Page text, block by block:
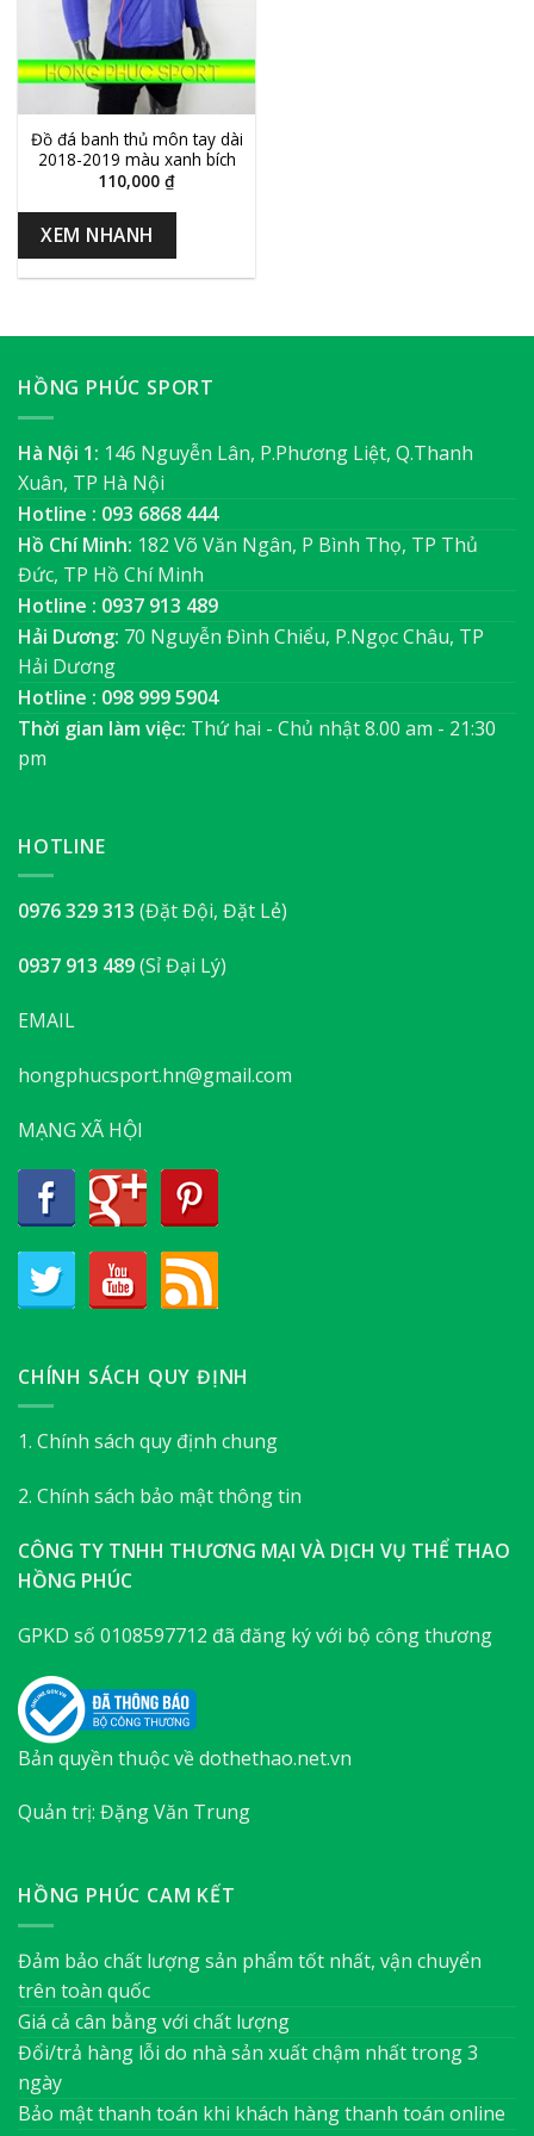
Đồ đá banh thủ môn tay dài
2018-2019 màu xanh bích
110,000 ₫
XEM NHANH
HỒNG PHÚC SPORT
Hà Nội 1: 146 Nguyễn Lân, P.Phương Liệt, Q.Thanh
Xuân, TP Hà Nội
Hotline : 093 6868 444
Hồ Chí Minh: 182 Võ Văn Ngân, P Bình Thọ, TP Thủ
Đức, TP Hồ Chí Minh
Hotline : 0937 913 489
Hải Dương: 70 Nguyễn Đình Chiểu, P.Ngọc Châu, TP
Hải Dương
Hotline : 098 999 5904
Thời gian làm việc: Thứ hai - Chủ nhật 8.00 am - 21:30
pm
HOTLINE
0976 329 313 (Đặt Đội, Đặt Lẻ)
0937 913 489(Sỉ Đại Lý)
EMAIL
hongphucsport.hn@gmail.com
MẠNG XÃ HỘI
CHÍNH SÁCH QUY ĐỊNH
1. Chính sách quy định chung
2. Chính sách bảo mật thông tin
CÔNG TY TNHH THƯƠNG MẠI VÀ DỊCH VỤ THỂ THAO
HỒNG PHÚC
GPKD số 0108597712 đã đăng ký với bộ công thương
Bản quyền thuộc về dothethao.net.vn
Quản trị: Đặng Văn Trung
HỒNG PHÚC CAM KẾT
Đảm bảo chất lượng sản phẩm tốt nhất, vận chuyển
trên toàn quốc
Giá cả cân bằng với chất lượng
Đổi/trả hàng lỗi do nhà sản xuất chậm nhất trong 3
ngày
Bảo mật thanh toán khi khách hàng thanh toán online